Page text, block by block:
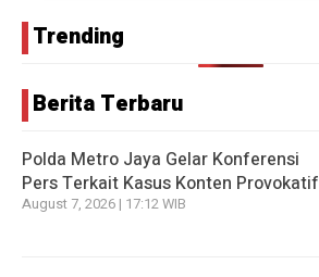
Trending
Berita Terbaru
Polda Metro Jaya Gelar Konferensi
Pers Terkait Kasus Konten Provokatif
August 7, 2026 | 17:12 WIB